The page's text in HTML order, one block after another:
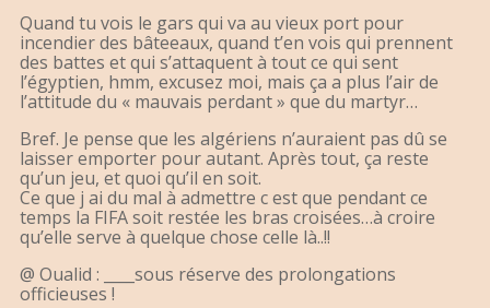
Quand tu vois le gars qui va au vieux port pour
incendier des bâteeaux, quand t’en vois qui prennent
des battes et qui s’attaquent à tout ce qui sent
l’égyptien, hmm, excusez moi, mais ça a plus l’air de
l’attitude du « mauvais perdant » que du martyr…
Bref. Je pense que les algériens n’auraient pas dû se
laisser emporter pour autant. Après tout, ça reste
qu’un jeu, et quoi qu’il en soit.
Ce que j ai du mal à admettre c est que pendant ce
temps la FIFA soit restée les bras croisées…à croire
qu’elle serve à quelque chose celle là..!!
@ Oualid : ____sous réserve des prolongations
officieuses !